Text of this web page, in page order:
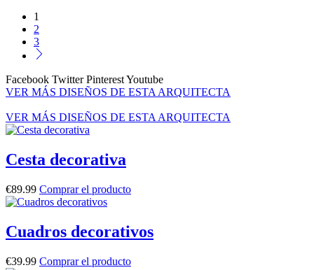
1
2
3
Facebook Twitter PinterestYoutube
VER MÁS DISEÑOS DE ESTA ARQUITECTA
VER MÁS DISEÑOS DE ESTA ARQUITECTA
Cesta decorativa
€89.99 Comprar el producto
Cuadros decorativos
€39.99 Comprar el producto